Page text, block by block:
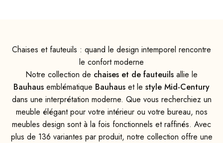
Chaises et fauteuils : quand le design intemporel rencontre
le confort moderne
Notre collection de chaises et de fauteuils allie le
Bauhaus emblématique Bauhaus et le style Mid-Century
dans une interprétation moderne. Que vous recherchiez un
meuble élégant pour votre intérieur ou votre bureau, nos
meubles design sont à la fois fonctionnels et raffinés. Avec
plus de 136 variantes par produit, notre collection offre une